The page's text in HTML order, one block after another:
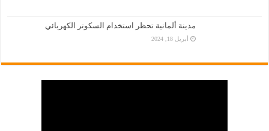
مدينة ألمانية تحظر استخدام السكوتر الكهربائي
أبريل 18, 2024